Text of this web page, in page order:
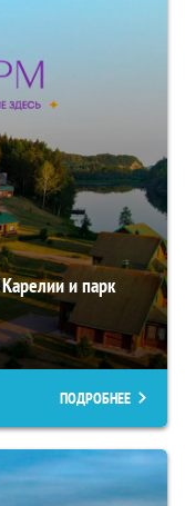
и парк
ПОДРОБНЕЕ